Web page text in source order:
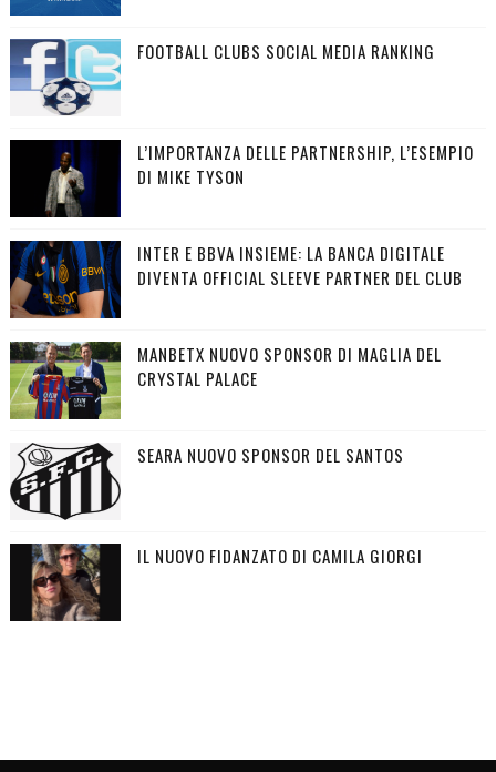
FOOTBALL CLUBS SOCIAL MEDIA RANKING
L’IMPORTANZA DELLE PARTNERSHIP, L’ESEMPIO
DI MIKE TYSON
INTER E BBVA INSIEME: LA BANCA DIGITALE
DIVENTA OFFICIAL SLEEVE PARTNER DEL CLUB
MANBETX NUOVO SPONSOR DI MAGLIA DEL
CRYSTAL PALACE
SEARA NUOVO SPONSOR DEL SANTOS
IL NUOVO FIDANZATO DI CAMILA GIORGI